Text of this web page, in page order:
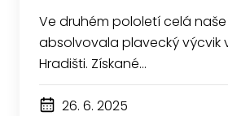
Ve druhém pololetí celá naše
absolvovala plavecký výcvik
Hradišti. Získané…
26. 6. 2025